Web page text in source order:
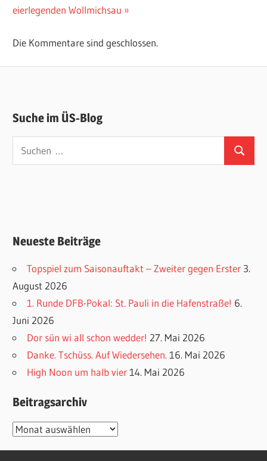
Beitrag:
eierlegenden Wollmichsau
Die Kommentare sind geschlossen.
Suche im ÜS-Blog
Suchen
nach:
Suchen
Neueste Beiträge
Topspiel zum Saisonauftakt – Zweiter gegen Erster 3.
August 2026
1. Runde DFB-Pokal: St. Pauli in die Hafenstraße! 6.
Juni 2026
Dor sün wi all schon wedder! 27. Mai 2026
Danke. Tschüss. Auf Wiedersehen. 16. Mai 2026
High Noon um halb vier 14. Mai 2026
Beitragsarchiv
Beitragsarchiv